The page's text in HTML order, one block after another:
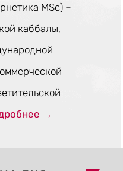
MSc) –
каббалы,
→